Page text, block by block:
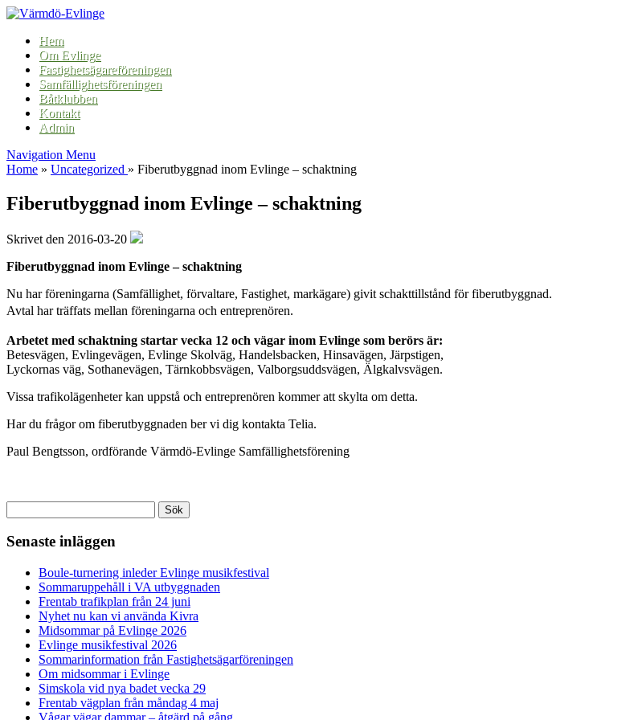
Hem
Om Evlinge
Fastighetsägareföreningen
Samfällighetsföreningen
Båtklubben
Kontakt
Admin
Navigation Menu
Home » Uncategorized » Fiberutbyggnad inom Evlinge – schaktning
Fiberutbyggnad inom Evlinge – schaktning
Skrivet den 2016-03-20
Fiberutbyggnad inom Evlinge – schaktning
Nu har föreningarna (Samfällighet, förvaltare, Fastighet, markägare) givit schakttillstånd för fiberutbyggnad.
Avtal har träffats mellan föreningarna och entreprenören.
Arbetet med schaktning startar vecka 12 och vägar inom Evlinge som berörs är:
Betesvägen, Evlingevägen, Evlinge Skolväg, Handelsbacken, Hinsavägen, Järpstigen,
Lyckornas väg, Sothanevägen, Tärnkobbsvägen, Valborgsuddsvägen, Älgkalvsvägen.
Vissa trafikolägenheter kan uppstå och entreprenören kommer att skylta om detta.
Har du frågor om fiberutbyggnaden ber vi dig kontakta Telia.
Paul Bengtsson, ordförande Värmdö-Evlinge Samfällighetsförening
efter:
Senaste inläggen
Boule-turnering inleder Evlinge musikfestival
Sommaruppehåll i VA utbyggnaden
Frentab trafikplan från 24 juni
Nyhet nu kan vi använda Kivra
Midsommar på Evlinge 2026
Evlinge musikfestival 2026
Sommarinformation från Fastighetsägarföreningen
Om midsommar i Evlinge
Simskola vid nya badet vecka 29
Frentab vägplan från måndag 4 maj
Vågar vägar dammar – åtgärd på gång…